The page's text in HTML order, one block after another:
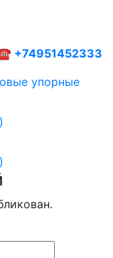
☎ +74951452333
упорные